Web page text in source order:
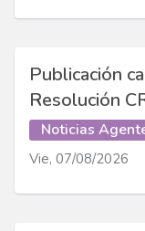
Noticias
Publicación
Resolución
Vie, 07/08/2026